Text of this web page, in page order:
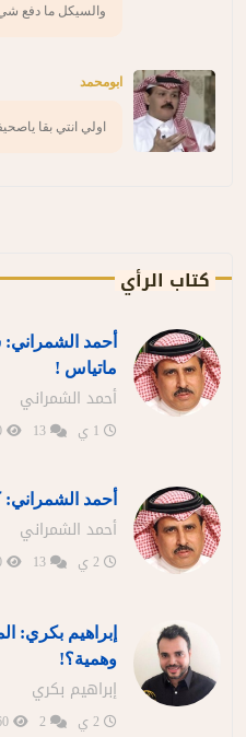
والسيكل ما دفع
ابومحمد
اولي انتي بقا
كتاب الرأي
أحمد
ماتياس !
أحمد الشمراني
أحمد الشمراني:
أحمد الشمراني
إبراهيم بكري:
وهمية؟!
إبراهيم بكري